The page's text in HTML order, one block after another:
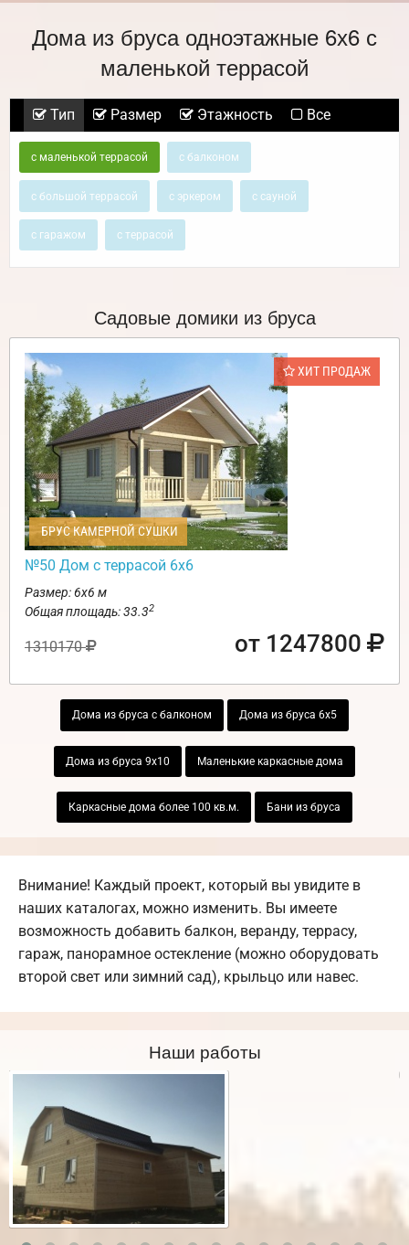
Дома из бруса одноэтажные 6х6 с
маленькой террасой
Тип Размер Этажность Все
с маленькой террасой с балконом
с большой террасой с эркером с сауной
с гаражом с террасой
Садовые домики из бруса
ХИТ ПРОДАЖ
БРУС КАМЕРНОЙ СУШКИ
№50 Дом с террасой 6х6
Размер: 6х6 м
Общая площадь: 33.32
1310170 от 1247800
Дома из бруса с балконом Дома из бруса 6х5
Дома из бруса 9х10 Маленькие каркасные дома
Каркасные дома более 100 кв.м. Бани из бруса
Внимание! Каждый проект, который вы увидите в
наших каталогах, можно изменить. Вы имеете
возможность добавить балкон, веранду, террасу,
гараж, панорамное остекление (можно оборудовать
второй свет или зимний сад), крыльцо или навес.
Наши работы